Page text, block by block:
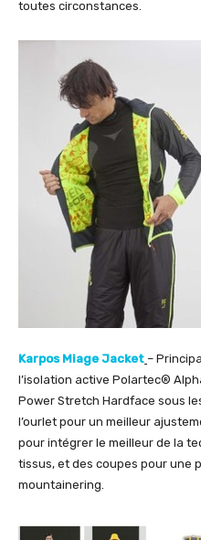
toutes circonstances.
Karpos Miage Jacket –
l’isolation active Polartec®
Power Stretch Hardface sous
l’ourlet pour un meilleur
pour intégrer le meilleur de la
tissus, et des coupes pour une
mountainering.